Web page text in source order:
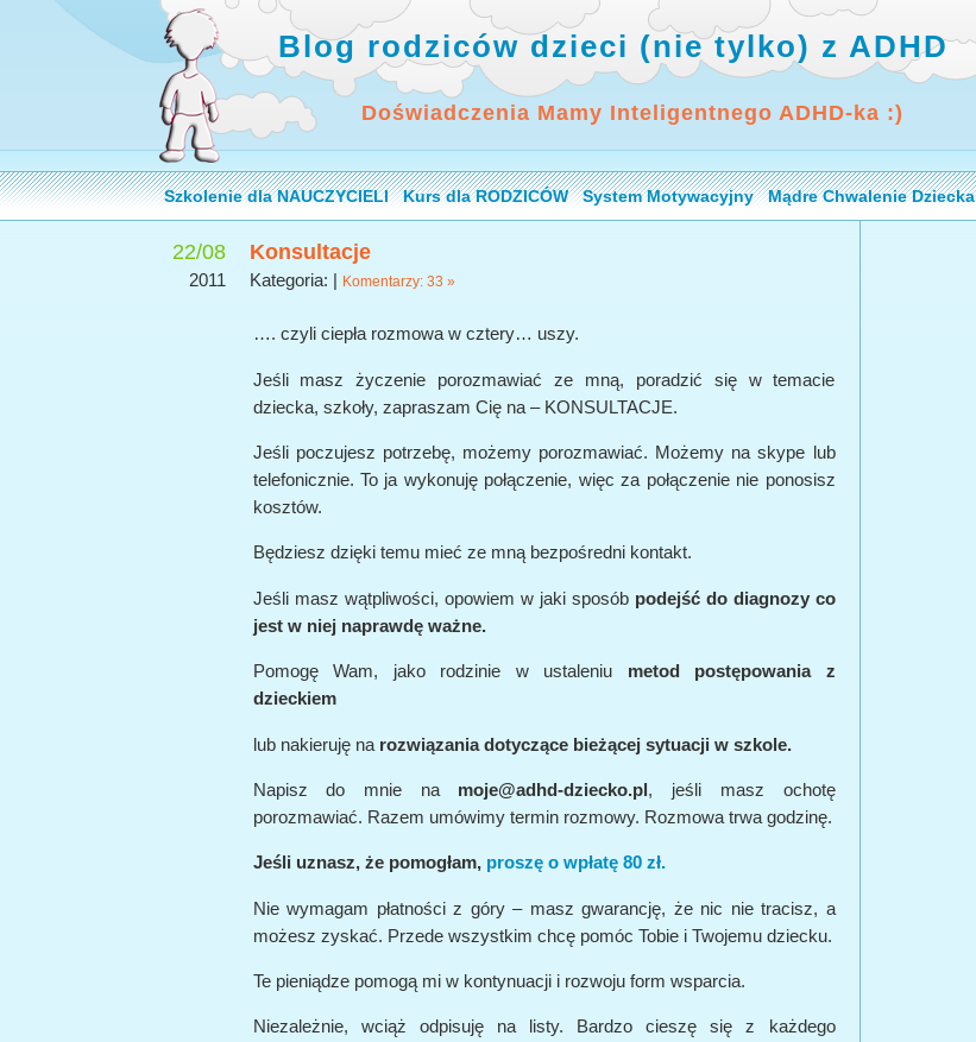
Blog rodziców dzieci (nie tylko) z ADHD
Doświadczenia Mamy Inteligentnego ADHD-ka :)
Szkolenie dla NAUCZYCIELI Kurs dla RODZICÓW System Motywacyjny Mądre Chwalenie Dziecka
22/08
2011
Konsultacje
Kategoria: | Komentarzy: 33 »
…. czyli ciepła rozmowa w cztery… uszy.
Jeśli masz życzenie porozmawiać ze mną, poradzić się w temacie
dziecka, szkoły, zapraszam Cię na – KONSULTACJE.
Jeśli poczujesz potrzebę, możemy porozmawiać. Możemy na skype lub
telefonicznie. To ja wykonuję połączenie, więc za połączenie nie ponosisz
kosztów.
Będziesz dzięki temu mieć ze mną bezpośredni kontakt.
Jeśli masz wątpliwości, opowiem w jaki sposóbpodejść do diagnozy co
jest w niej naprawdę ważne.
Pomogę Wam, jako rodzinie w ustaleniu metod postępowania z
dzieckiem
lub nakieruję narozwiązania dotyczące bieżącej sytuacji w szkole.
Napisz do mnie na moje@adhd-dziecko.pl, jeśli masz ochotę
porozmawiać. Razem umówimy termin rozmowy. Rozmowa trwa godzinę.
Jeśli uznasz, że pomogłam, proszę o wpłatę 80 zł.
Nie wymagam płatności z góry – masz gwarancję, że nic nie tracisz, a
możesz zyskać. Przede wszystkim chcę pomóc Tobie i Twojemu dziecku.
Te pieniądze pomogą mi w kontynuacji i rozwoju form wsparcia.
Niezależnie, wciąż odpisuję na listy. Bardzo cieszę się z każdego